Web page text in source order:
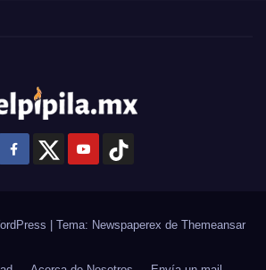
Tema: Newspaperex de Themeansar